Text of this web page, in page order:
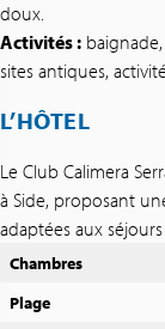
doux.
Activités :
sites antiques,
L’HÔTEL
Le Club Calimera
à Side, proposant
adaptées aux
Chambres
Plage